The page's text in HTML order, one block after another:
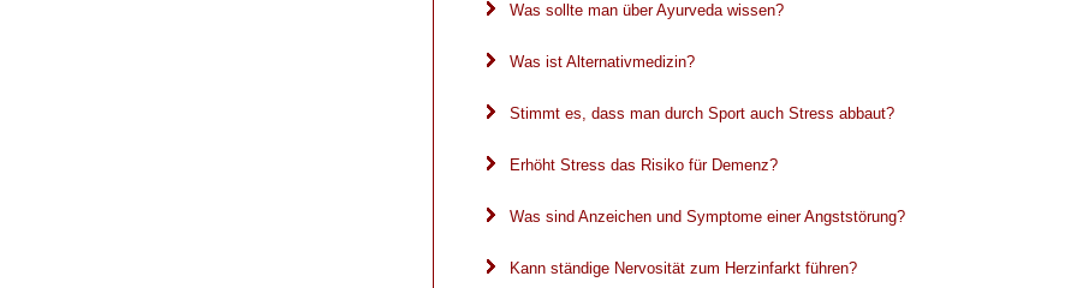
Was sollte man über Ayurveda wissen?
Was ist Alternativmedizin?
Stimmt es, dass man durch Sport auch Stress abbaut?
Erhöht Stress das Risiko für Demenz?
Was sind Anzeichen und Symptome einer Angststörung?
Kann ständige Nervosität zum Herzinfarkt führen?